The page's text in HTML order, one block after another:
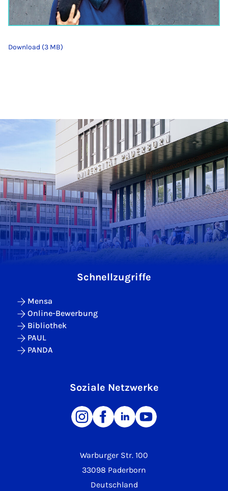
Download (3 MB)
Warburger Str. 100
33098 Paderborn
Deutschland
Schnellzugriffe
Mensa
Online-Bewerbung
Bibliothek
PAUL
PANDA
Soziale Netzwerke